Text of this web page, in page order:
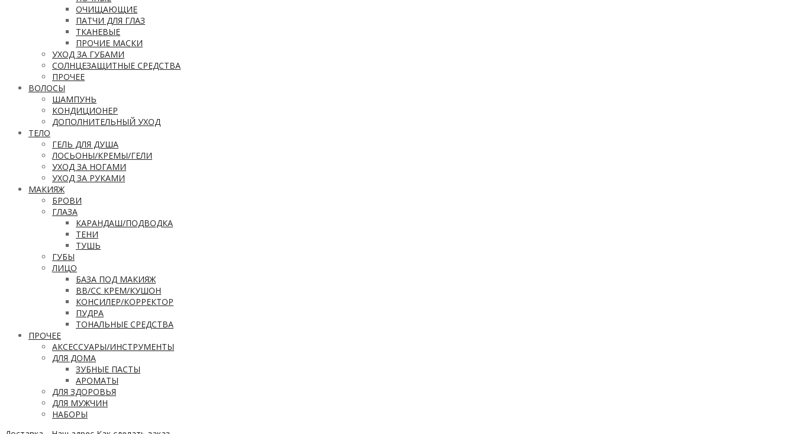
ОЧИЩАЮЩИЕ
ПАТЧИ ДЛЯ ГЛАЗ
ТКАНЕВЫЕ
ПРОЧИЕ МАСКИ
УХОД ЗА ГУБАМИ
СОЛНЦЕЗАЩИТНЫЕ СРЕДСТВА
ПРОЧЕЕ
ВОЛОСЫ
ШАМПУНЬ
КОНДИЦИОНЕР
ДОПОЛНИТЕЛЬНЫЙ УХОД
ТЕЛО
ГЕЛЬ ДЛЯ ДУША
ЛОСЬОНЫ/КРЕМЫ/ГЕЛИ
УХОД ЗА НОГАМИ
УХОД ЗА РУКАМИ
МАКИЯЖ
БРОВИ
ГЛАЗА
КАРАНДАШ/ПОДВОДКА
ТЕНИ
ТУШЬ
ГУБЫ
ЛИЦО
БАЗА ПОД МАКИЯЖ
ВВ/CC КРЕМ/КУШОН
КОНСИЛЕР/КОРРЕКТОР
ПУДРА
ТОНАЛЬНЫЕ СРЕДСТВА
ПРОЧЕЕ
АКСЕССУАРЫ/ИНСТРУМЕНТЫ
ДЛЯ ДОМА
ЗУБНЫЕ ПАСТЫ
АРОМАТЫ
ДЛЯ ЗДОРОВЬЯ
ДЛЯ МУЖЧИН
НАБОРЫ